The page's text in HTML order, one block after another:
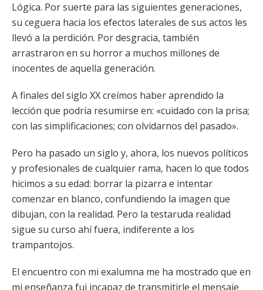
Lógica. Por suerte para las siguientes generaciones,
su ceguera hacia los efectos laterales de sus actos les
llevó a la perdición. Por desgracia, también
arrastraron en su horror a muchos millones de
inocentes de aquella generación.
A finales del siglo XX creímos haber aprendido la
lección que podría resumirse en: «cuidado con la prisa;
con las simplificaciones; con olvidarnos del pasado».
Pero ha pasado un siglo y, ahora, los nuevos políticos
y profesionales de cualquier rama, hacen lo que todos
hicimos a su edad: borrar la pizarra e intentar
comenzar en blanco, confundiendo la imagen que
dibujan, con la realidad. Pero la testaruda realidad
sigue su curso ahí fuera, indiferente a los
trampantojos.
El encuentro con mi exalumna me ha mostrado que en
mi enseñanza fui incapaz de transmitirle el mensaje